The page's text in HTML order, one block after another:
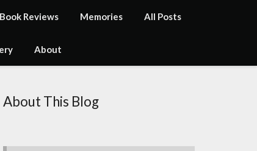
Book Reviews Memories All Posts
About
About This Blog